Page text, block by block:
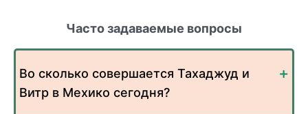
Часто задаваемые вопросы
Во сколько совершается Тахаджуд и
Витр в Мехико сегодня?